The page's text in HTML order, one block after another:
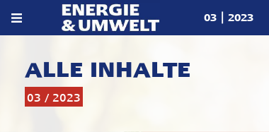
03 | 2023
ALLE INHALTE
03 / 2023